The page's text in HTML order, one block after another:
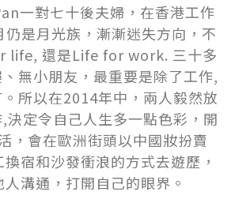
一對七十後夫婦，在香港工作
是月光族，漸漸迷失方向，不
life, 還是Life for work. 三十多
無小朋友，最重要是除了工作,
所以在2014年中，兩人毅然放
決定令自己人生多一點色彩，開
，會在歐洲街頭以中國妝扮賣
宿和沙發衝浪的方式去遊歷，
溝通，打開自己的眼界。